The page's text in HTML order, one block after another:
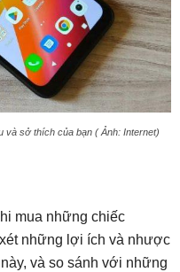
và sở thích của bạn ( Ảnh: Internet)
mua những chiếc
những lợi ích và nhược
và so sánh với những